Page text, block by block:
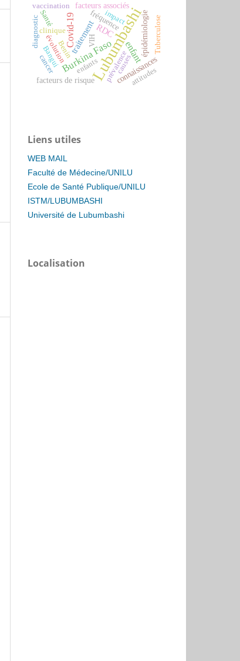
Lubumbashi
Burkina Faso
Covid-19
enfant
RDC
traitement
connaissances
épidémiologie
facteurs de risque
facteurs associés
fréquence
clinique
évolution prévalence
VIH
vaccination
diagnostic
BanguiBenin Tuberculose
cancer
attitudes
enfants
Santé
causes
impact
Liens utiles
WEB MAIL
Faculté de Médecine/UNILU
Ecole de Santé Publique/UNILU
ISTM/LUBUMBASHI
Université de Lubumbashi
Localisation